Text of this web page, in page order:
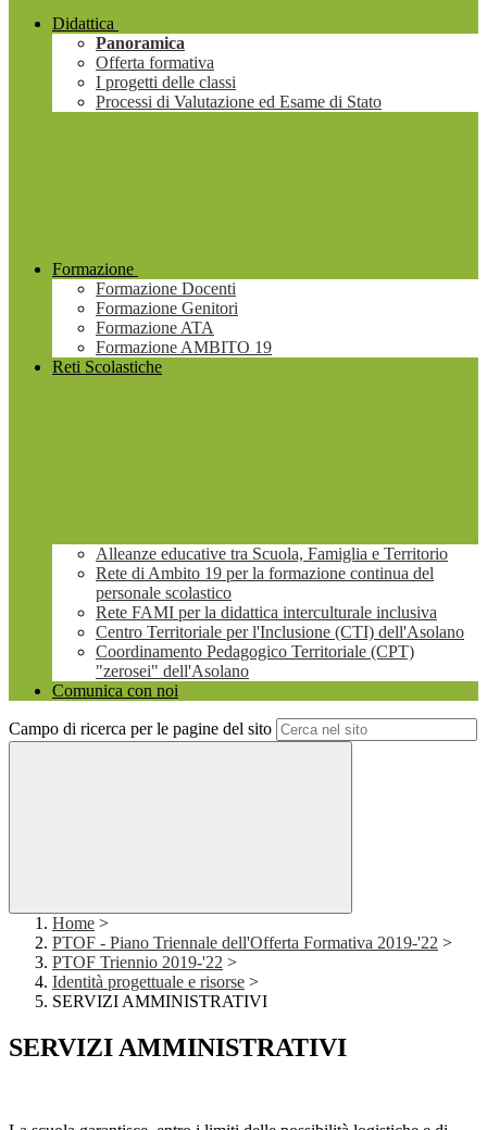
Didattica
Panoramica
Offerta formativa
I progetti delle classi
Processi di Valutazione ed Esame di Stato
Formazione
Formazione Docenti
Formazione Genitori
Formazione ATA
Formazione AMBITO 19
Reti Scolastiche
Alleanze educative tra Scuola, Famiglia e Territorio
Rete di Ambito 19 per la formazione continua del
personale scolastico
Rete FAMI per la didattica interculturale inclusiva
Centro Territoriale per l'Inclusione (CTI) dell'Asolano
Coordinamento Pedagogico Territoriale (CPT)
"zerosei" dell'Asolano
Comunica con noi
Campo di ricerca per le pagine del sito
Home >
PTOF - Piano Triennale dell'Offerta Formativa 2019-'22 >
PTOF Triennio 2019-'22 >
Identità progettuale e risorse >
SERVIZI AMMINISTRATIVI
SERVIZI AMMINISTRATIVI